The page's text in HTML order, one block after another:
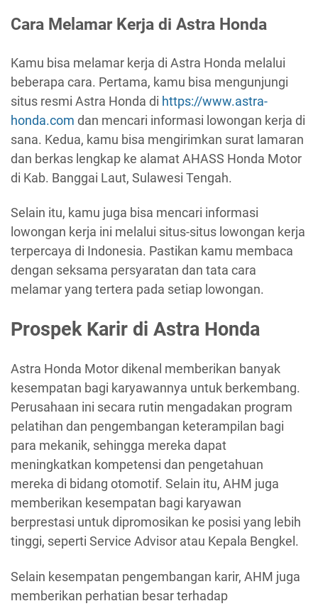
Cara Melamar Kerja di Astra Honda
Kamu bisa melamar kerja di Astra Honda melalui
beberapa cara. Pertama, kamu bisa mengunjungi
situs resmi Astra Honda di https://www.astra-
honda.com dan mencari informasi lowongan kerja di
sana. Kedua, kamu bisa mengirimkan surat lamaran
dan berkas lengkap ke alamat AHASS Honda Motor
di Kab. Banggai Laut, Sulawesi Tengah.
Selain itu, kamu juga bisa mencari informasi
lowongan kerja ini melalui situs-situs lowongan kerja
terpercaya di Indonesia. Pastikan kamu membaca
dengan seksama persyaratan dan tata cara
melamar yang tertera pada setiap lowongan.
Prospek Karir di Astra Honda
Astra Honda Motor dikenal memberikan banyak
kesempatan bagi karyawannya untuk berkembang.
Perusahaan ini secara rutin mengadakan program
pelatihan dan pengembangan keterampilan bagi
para mekanik, sehingga mereka dapat
meningkatkan kompetensi dan pengetahuan
mereka di bidang otomotif. Selain itu, AHM juga
memberikan kesempatan bagi karyawan
berprestasi untuk dipromosikan ke posisi yang lebih
tinggi, seperti Service Advisor atau Kepala Bengkel.
Selain kesempatan pengembangan karir, AHM juga
memberikan perhatian besar terhadap